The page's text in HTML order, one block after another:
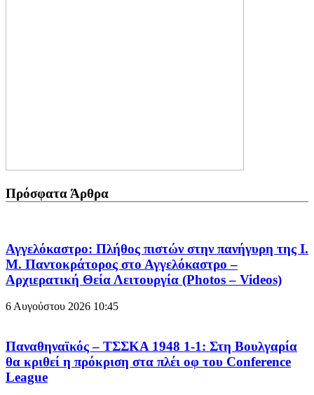
Πρόσφατα Άρθρα
Αγγελόκαστρο: Πλήθος πιστών στην πανήγυρη της Ι.
Μ. Παντοκράτορος στο Αγγελόκαστρο –
Αρχιερατική Θεία Λειτουργία (Photos – Videos)
6 Αυγούστου 2026 10:45
Παναθηναϊκός – ΤΣΣΚΑ 1948 1-1: Στη Βουλγαρία
θα κριθεί η πρόκριση στα πλέι οφ του Conference
League